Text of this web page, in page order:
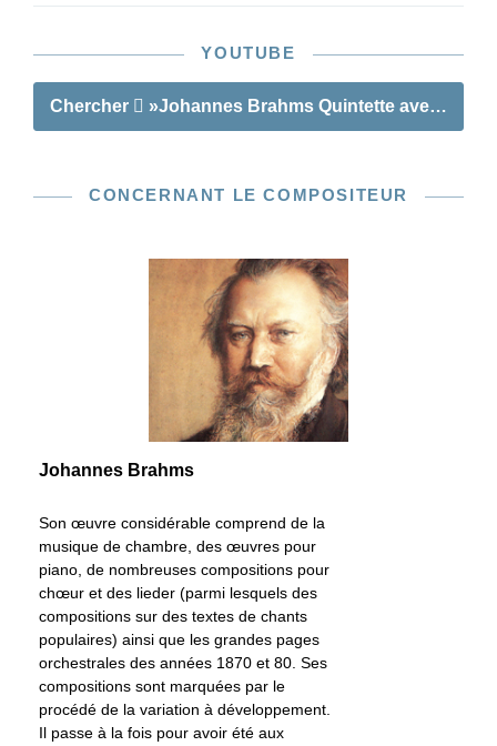
YOUTUBE
Chercher »Johannes Brahms Quintette avec piano
CONCERNANT LE COMPOSITEUR
Johannes Brahms
Son œuvre considérable comprend de la
musique de chambre, des œuvres pour
piano, de nombreuses compositions pour
chœur et des lieder (parmi lesquels des
compositions sur des textes de chants
populaires) ainsi que les grandes pages
orchestrales des années 1870 et 80. Ses
compositions sont marquées par le
procédé de la variation à développement.
Il passe à la fois pour avoir été aux